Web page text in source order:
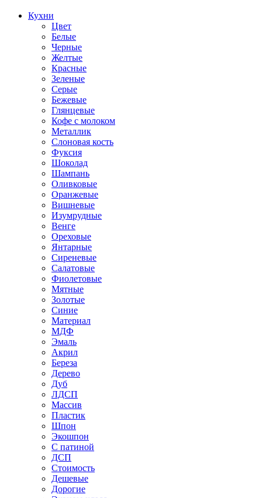
Кухни
Цвет
Белые
Черные
Желтые
Красные
Зеленые
Серые
Бежевые
Глянцевые
Кофе с молоком
Металлик
Слоновая кость
Фуксия
Шоколад
Шампань
Оливковые
Оранжевые
Вишневые
Изумрудные
Венге
Ореховые
Янтарные
Сиреневые
Салатовые
Фиолетовые
Мятные
Золотые
Синие
Материал
МДФ
Эмаль
Акрил
Береза
Дерево
Дуб
ЛДСП
Массив
Пластик
Шпон
Экошпон
С патиной
ДСП
Стоимость
Дешевые
Дорогие